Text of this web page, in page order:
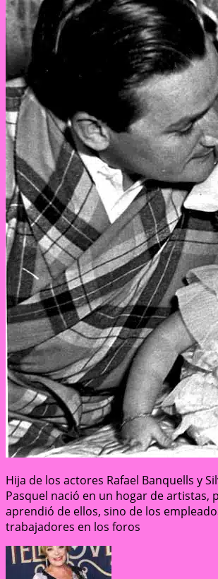
Hija de los actores Rafael Banquells y
Pasquel nació en un hogar de artistas,
aprendió de ellos, sino de los
trabajadores en los foros